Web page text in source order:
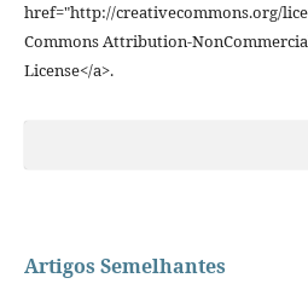
href="http://creativecommons.org/
Commons Attribution-
License</a>.
Artigos Semelhantes